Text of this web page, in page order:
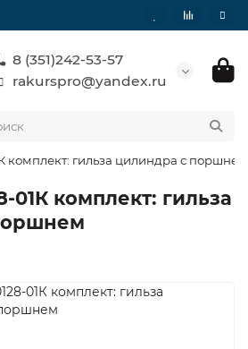
8 (351)242-53-57
rakurspro@yandex.ru
комплект: гильза цилиндра с поршнем
01К комплект: гильза